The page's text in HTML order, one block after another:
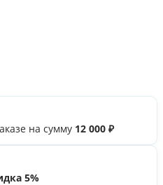
на сумму 12 000 ₽
5%